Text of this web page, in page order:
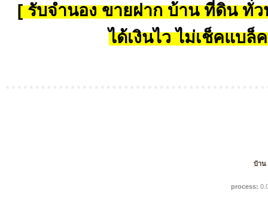
[ รับจำนอง ขายฝาก บ้าน ที่ดิน ทั่ว
ได้เงินไว ไม่เช็คแบล็
บ้าน
process: